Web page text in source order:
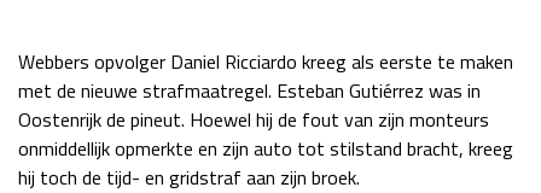
GP QATAR 2026 27 - 29 nov
Kwalificatie
za 15:00 - 16:00
Race
zo 14:00 - 16:00
Webbers opvolger Daniel Ricciardo kreeg als eerste te maken
met de nieuwe strafmaatregel. Esteban Gutiérrez was in
Oostenrijk de pineut. Hoewel hij de fout van zijn monteurs
onmiddellijk opmerkte en zijn auto tot stilstand bracht, kreeg
hij toch de tijd- en gridstraf aan zijn broek.